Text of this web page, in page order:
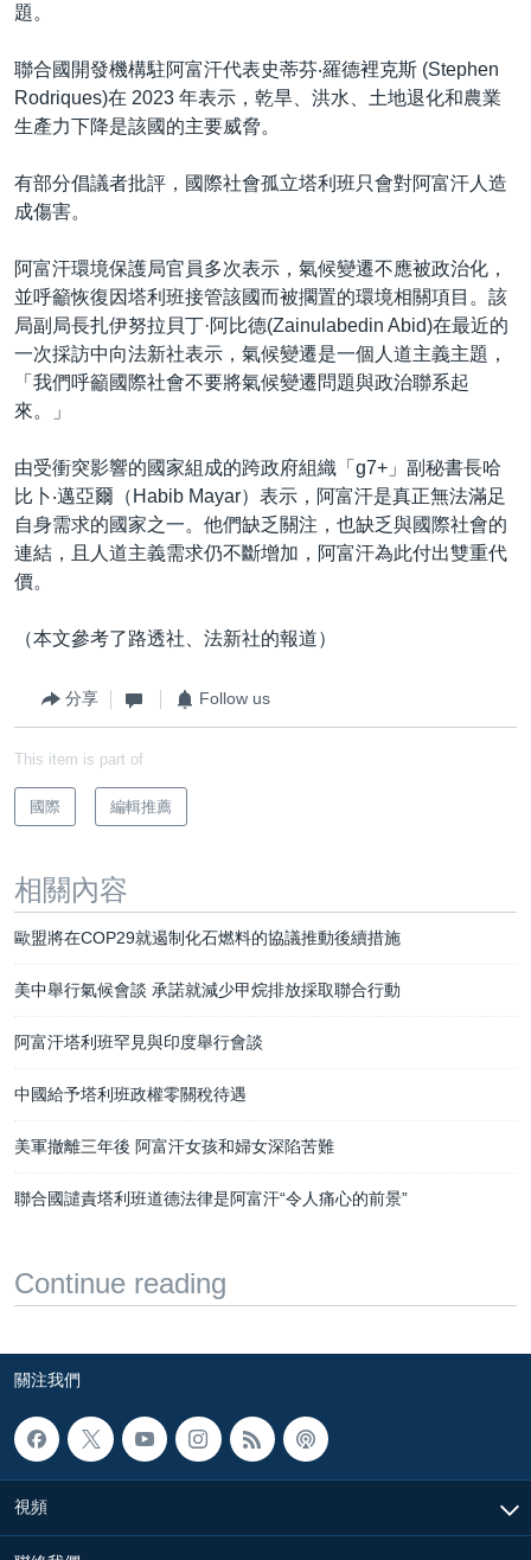
題。
聯合國開發機構駐阿富汗代表史蒂芬‧羅德裡克斯 (Stephen
Rodriques)在 2023 年表示，乾旱、洪水、土地退化和農業
生產力下降是該國的主要威脅。
有部分倡議者批評，國際社會孤立塔利班只會對阿富汗人造
成傷害。
阿富汗環境保護局官員多次表示，氣候變遷不應被政治化，
並呼籲恢復因塔利班接管該國而被擱置的環境相關項目。該
局副局長扎伊努拉貝丁·阿比德(Zainulabedin Abid)在最近的
一次採訪中向法新社表示，氣候變遷是一個人道主義主題，
「我們呼籲國際社會不要將氣候變遷問題與政治聯系起
來。」
由受衝突影響的國家組成的跨政府組織「g7+」副秘書長哈
比卜‧邁亞爾（Habib Mayar）表示，阿富汗是真正無法滿足
自身需求的國家之一。他們缺乏關注，也缺乏與國際社會的
連結，且人道主義需求仍不斷增加，阿富汗為此付出雙重代
價。
（本文參考了路透社、法新社的報道）
分享 Follow us
This item is part of
國際 編輯推薦
相關內容
歐盟將在COP29就遏制化石燃料的協議推動後續措施
美中舉行氣候會談 承諾就減少甲烷排放採取聯合行動
阿富汗塔利班罕見與印度舉行會談
中國給予塔利班政權零關稅待遇
美軍撤離三年後 阿富汗女孩和婦女深陷苦難
聯合國譴責塔利班道德法律是阿富汗“令人痛心的前景”
Continue reading
關注我們
視頻